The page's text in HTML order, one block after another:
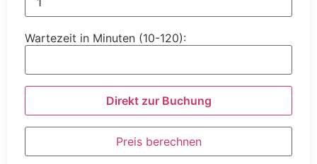
Wartezeit in Minuten (10-120):
Direkt zur Buchung
Preis berechnen